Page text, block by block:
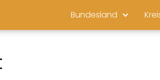
Bundesland